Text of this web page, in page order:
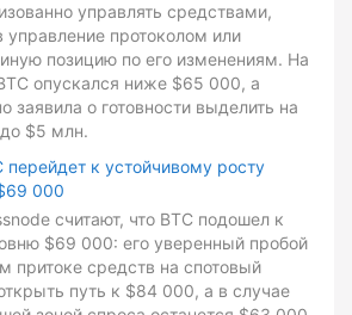
управлять средствами,
управление протоколом или
позицию по его изменениям. На
опускался ниже $65 000, а
заявила о готовности выделить на
$5 млн.
перейдет к устойчивому росту
000
считают, что BTC подошел к
$69 000: его уверенный пробой
притоке средств на спотовый
путь к $84 000, а в случае